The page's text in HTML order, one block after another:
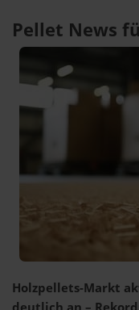
Pellet News
Holzpellets-Markt